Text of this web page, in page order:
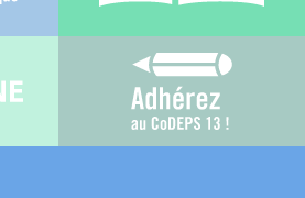
Adhérez au